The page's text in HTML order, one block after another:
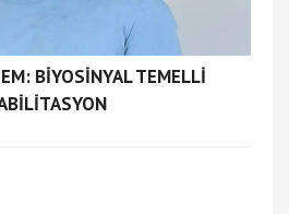
BİYOSİNYAL TEMELLİ